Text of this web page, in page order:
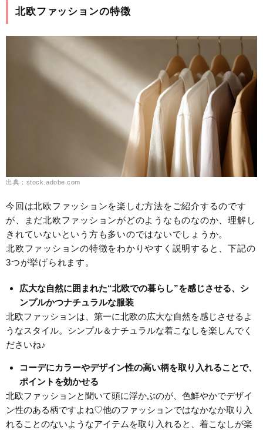
北欧ファッションの特徴
出典：stock.adobe.com
今回は北欧ファッションを楽しむ方法をご紹介するのです
が、まだ北欧ファッションがどのようなものなのか、理解し
きれていないという方も多いのではないでしょうか。
北欧ファッションの特徴をわかりやすく説明すると、下記の
3つが挙げられます。
広大な自然に囲まれた“北欧での暮らし”を感じさせる、シ
ンプルかつナチュラルな服装
北欧ファッションは、第一に北欧の広大な自然を感じさせるよ
うなスタイル。シンプル＆ナチュラルな着こなしを楽しんでく
ださいね♪
コーデにカラーやデザイン性の高い柄を取り入れることで、
ポイントを効かせる
北欧ファッションと聞いて頭に浮かぶのが、色鮮やかでデザイ
ン性のある柄ですよね♡他のファッションではなかなか取り入
れることのないようなアイテムを取り入れると、着こなしが楽